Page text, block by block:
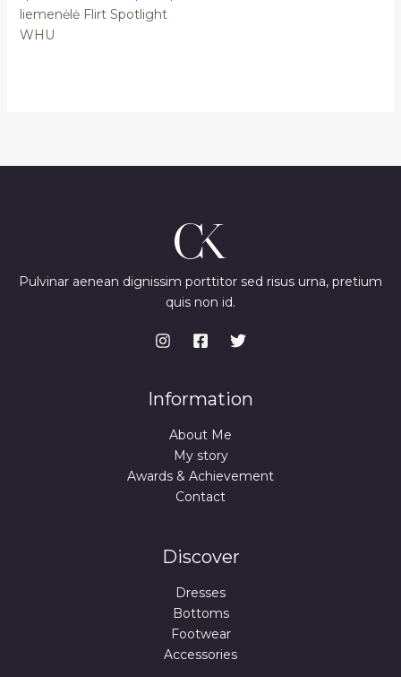
liemenėlė Flirt Spotlight
WHU
Pulvinar aenean dignissim porttitor sed risus urna, pretium
quis non id.
Information
About Me
My story
Awards & Achievement
Contact
Discover
Dresses
Bottoms
Footwear
Accessories